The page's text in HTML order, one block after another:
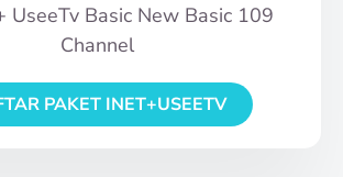
UseeTv Basic New Basic 109
Channel
PAKET INET+USEETV